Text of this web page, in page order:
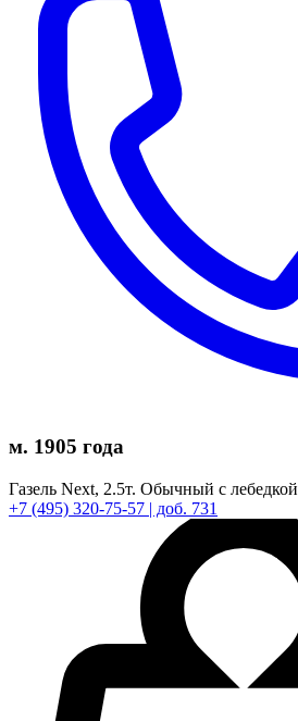
м. 1905 года
Газель Next, 2.5т. Обычный с лебедкой
+7 (495) 320-75-57 | доб. 731